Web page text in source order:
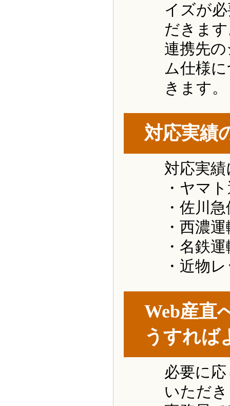
イズが
だきま
連携先
ム仕様
きます。
対応実績
対応実
・ヤマ
・佐川
・西濃
・名鉄
・近物
Web産直
うすれば
必要に
いただ